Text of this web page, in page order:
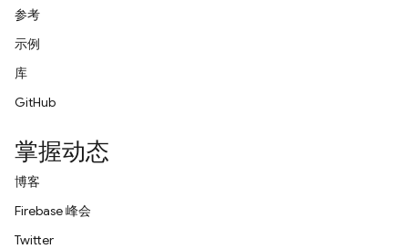
参考
示例
库
GitHub
掌握动态
博客
Firebase 峰会
Twitter